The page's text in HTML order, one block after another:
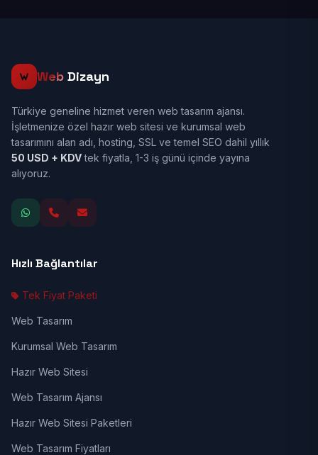
Web Dizayn
Türkiye geneline hizmet veren web tasarım ajansı.
İşletmenize özel hazır web sitesi ve kurumsal web
tasarımını alan adı, hosting, SSL ve temel SEO dahil yıllık
50 USD + KDVtek fiyatla, 1-3 iş günü içinde yayına
alıyoruz.
Hızlı Bağlantılar
Tek Fiyat Paketi
Web Tasarım
Kurumsal Web Tasarım
Hazır Web Sitesi
Web Tasarım Ajansı
Hazır Web Sitesi Paketleri
Web Tasarım Fiyatları